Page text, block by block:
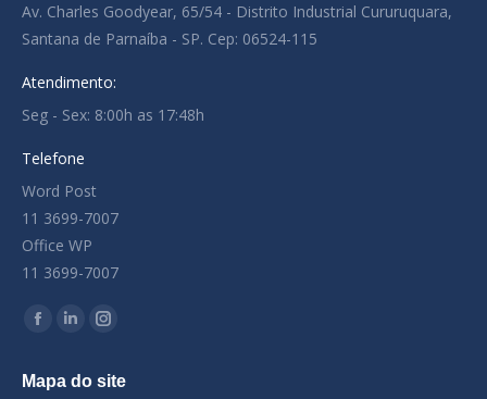
Av. Charles Goodyear, 65/54 - Distrito Industrial Cururuquara,
Santana de Parnaíba - SP. Cep: 06524-115
Atendimento:
Seg - Sex: 8:00h as 17:48h
Telefone
Word Post
11 3699-7007
Office WP
11 3699-7007
Encontre-nos em:
Facebook
opens
Linkedin
opens
Instagram
opens
Mapa do site